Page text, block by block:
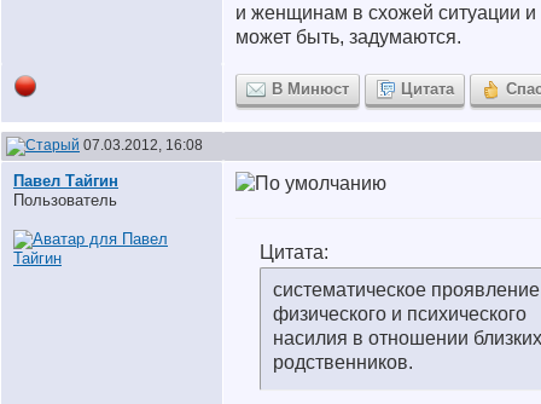
и женщинам в схожей ситуации
может быть, задумаются.
В Минюст Цитата
07.03.2012, 16:08
Павел Тайгин
Пользователь
Цитата:
систематическое проявление
физического и психического
насилия в отношении близких
родственников.